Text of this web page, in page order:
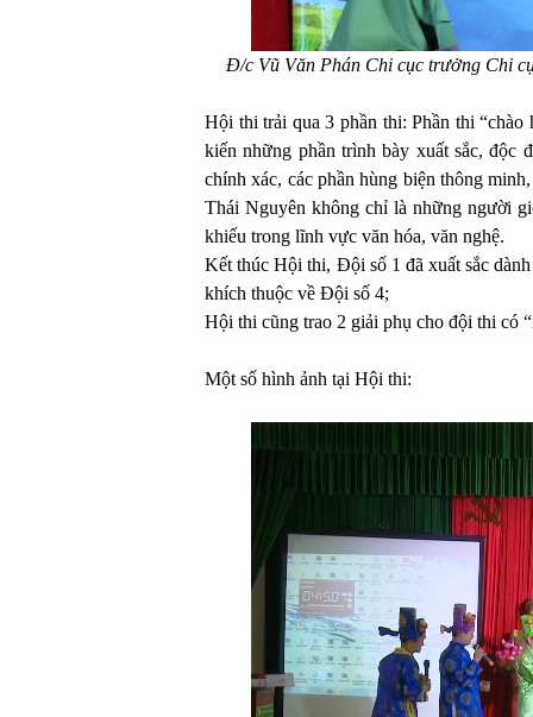
Đ/c Vũ Văn Phán Chi cục trưởng Chi
Hội thi trải qua 3 phần thi: Phần thi
kiến những phần trình bày xuất sắc, độc
chính xác, các phần hùng biện thông
Thái Nguyên không chỉ là những người
khiếu trong lĩnh vực văn hóa, văn nghệ.
Kết thúc Hội thi, Đội số 1 đã xuất sắc
khích thuộc về Đội số 4;
Hội thi cũng trao 2 giải phụ cho đội thi có
Một số hình ảnh tại Hội thi: